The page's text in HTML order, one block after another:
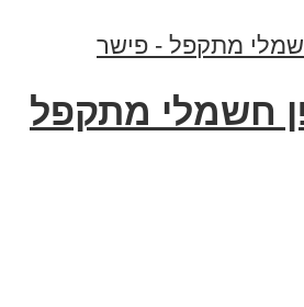
חשמלי מתקפל